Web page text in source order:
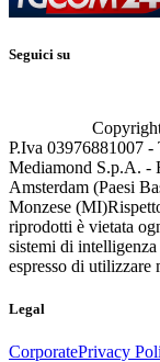
Seguici su
P.Iva 03976881007
Mediamond S.p.A. -
Amsterdam (Paesi
Monzese (MI)
riprodotti è vietata
sistemi di
espresso di utilizzare
Legal
CorporatePrivacy